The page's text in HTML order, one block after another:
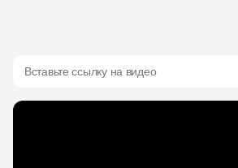
Вставьте ссылку на видео